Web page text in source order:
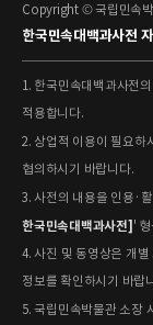
Copyright © 국립민속
한국민속대백과사전
1. 한국민속대백과사전
적용합니다.
2. 상업적 이용이 필요하
협의하시기 바랍니다.
3. 사전의 내용을 인용·
한국민속대백과사전] '
4. 사진 및 동영상은 개
정보를 확인하시기 바랍
5. 국립민속박물관 소장